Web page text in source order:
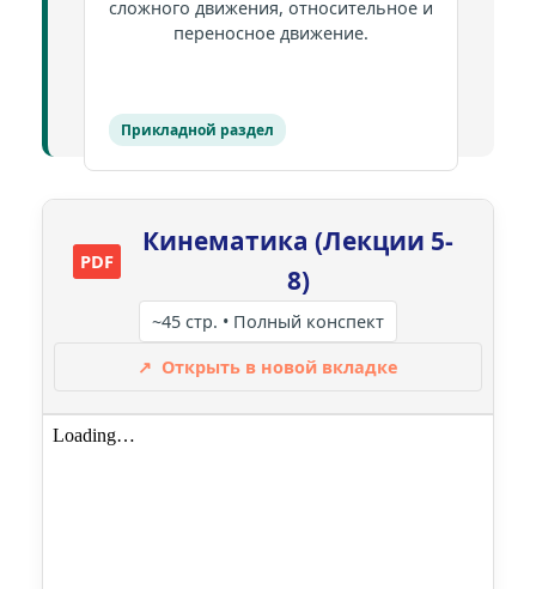
сложного движения, относительное и
переносное движение.
Прикладной раздел
PDF
Кинематика (Лекции 5-
8)
~45 стр. • Полный конспект
↗ Открыть в новой вкладке